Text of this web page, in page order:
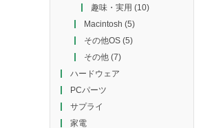
趣味・実用 (10)
Macintosh (5)
その他OS(5)
その他(7)
ハードウェア
PCパーツ
サプライ
家電